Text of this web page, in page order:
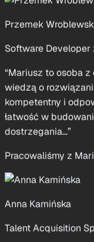
przyje...”
Pracowaliśmy z
Przemek
Software
“Mariusz to osoba z
kompetentny i
łatwość w
dostrzegania...”
Pracowaliśmy z